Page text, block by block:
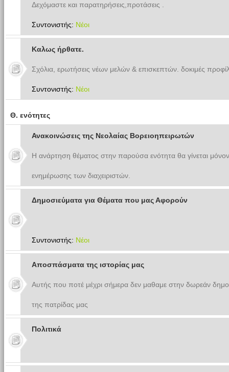
Δεχόμαστε και παρατηρήσεις,προτάσεις .
Συντονιστής: Νέοι
Καλως ήρθατε.
Σχόλια, ερωτήσεις νέων μελών & επισκεπτών. δοκιμές
Συντονιστής: Νέοι
Θ. ενότητες
Ανακοινώσεις της Νεολαίας Βορειοηπειρωτών
Η ανάρτηση θέματος στην παρούσα ενότητα θα γίνεται
ενημέρωσης των διαχειριστών.
Δημοσιεύματα για Θέματα που μας Αφορούν
Συντονιστής: Νέοι
Αποσπάσματα της ιστορίας μας
Αυτής που ποτέ μέχρι σήμερα δεν μαθαμε στην δωρεάν
της πατρίδας μας
Πολιτικά